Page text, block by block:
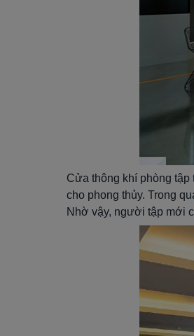
Cửa thông khí phòng
cho phong thủy. Trong
Nhờ vậy, người tập mới